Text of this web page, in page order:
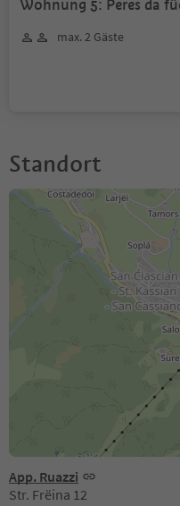
Wohnung 5: Peres da
max. 2 Gäste
Standort
App. Ruazzi
Str. Frëina 12